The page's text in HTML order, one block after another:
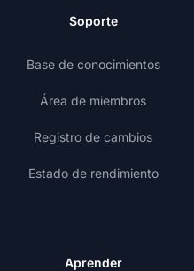
Soporte
Base de conocimientos
Área de miembros
Registro de cambios
Estado de rendimiento
Aprender